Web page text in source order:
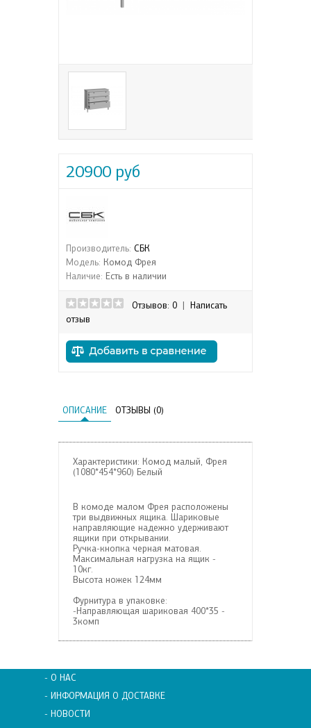
20900 руб
Производитель: СБК
Модель: Комод Фрея
Наличие: Есть в наличии
Отзывов: 0
Написать
отзыв
ОПИСАНИЕ ОТЗЫВЫ (0)
Характеристики: Комод малый, Фрея
(1080*454*960) Белый
В комоде малом Фрея расположены
три выдвижных ящика. Шариковые
направляющие надежно удерживают
ящики при открывании.
Ручка-кнопка черная матовая.
Максимальная нагрузка на ящик -
10кг.
Высота ножек 124мм
Фурнитура в упаковке:
-Направляющая шариковая 400*35 -
3комп
- О НАС
- ИНФОРМАЦИЯ О ДОСТАВКЕ
- НОВОСТИ